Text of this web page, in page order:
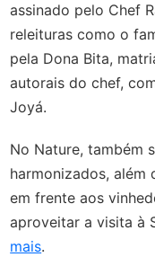
assinado pelo Chef
releituras como o
pela Dona Bita,
autorais do chef,
Joyá.
No Nature, também
harmonizados, além
em frente aos
aproveitar a visita à
mais.